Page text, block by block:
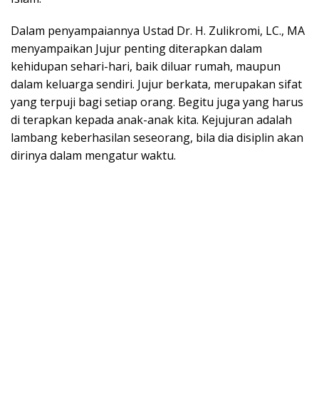
Dalam penyampaiannya Ustad Dr. H. Zulikromi, LC., MA
menyampaikan Jujur penting diterapkan dalam
kehidupan sehari-hari, baik diluar rumah, maupun
dalam keluarga sendiri. Jujur berkata, merupakan sifat
yang terpuji bagi setiap orang. Begitu juga yang harus
di terapkan kepada anak-anak kita. Kejujuran adalah
lambang keberhasilan seseorang, bila dia disiplin akan
dirinya dalam mengatur waktu.